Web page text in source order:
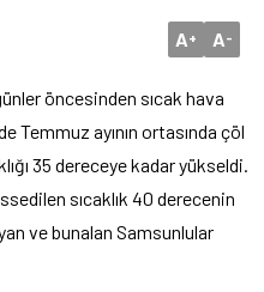
A+ A-
öncesinden sıcak hava
Temmuz ayının ortasında çöl
35 dereceye kadar yükseldi.
sıcaklık 40 derecenin
ve bunalan Samsunlular